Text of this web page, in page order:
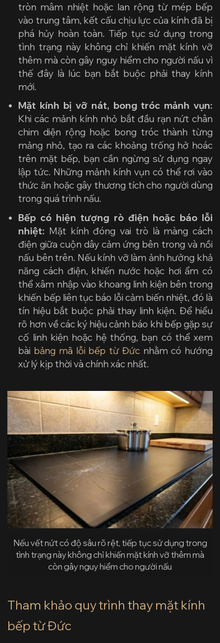
tròn mâm nhiệt hoặc lan rộng từ mép bếp
vào trung tâm, kết cấu chịu lực của kính đã bị
phá hủy hoàn toàn. Tiếp tục sử dụng trong
tình trạng này không chỉ khiến mặt kính vỡ
thêm mà còn gây nguy hiểm cho người nấu vì
thế đây là lúc bạn bắt buộc phải thay kính
mới.
Mặt kính bị vỡ nát, bong tróc mảnh vụn:
Khi các mảnh kính nhỏ bắt đầu rạn nứt chân
chim diện rộng hoặc bong tróc thành từng
mảng nhỏ, tạo ra các khoảng trống hở hoác
trên mặt bếp, bạn cần ngừng sử dụng ngay
lập tức. Những mảnh kính vụn có thể rơi vào
thức ăn hoặc gây thương tích cho người dùng
trong quá trình nấu.
Bếp có hiện tượng rò điện hoặc báo lỗi
nhiệt: Mặt kính đóng vai trò là màng cách
điện giữa cuộn dây cảm ứng bên trong và nồi
nấu bên trên. Nếu kính vỡ làm ảnh hưởng khả
năng cách điện, khiến nước hoặc hơi ẩm có
thể xâm nhập vào khoang linh kiện bên trong
khiến bếp liên tục báo lỗi cảm biến nhiệt, đó là
tín hiệu bắt buộc phải thay linh kiện. Để hiểu
rõ hơn về các ký hiệu cảnh báo khi bếp gặp sự
cố linh kiện hoặc hệ thống, bạn có thể xem
bài bảng mã lỗi bếp từ Đứcnhằm có hướng
xử lý kịp thời và chính xác nhất.
Nếu vết nứt có độ sâu rõ rệt, tiếp tục sử dụng trong
tình trạng này không chỉ khiến mặt kính vỡ thêm mà
còn gây nguy hiểm cho người nấu
Tham khảo quy trình thay mặt kính
bếp từ Đức